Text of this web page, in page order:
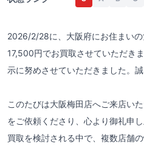
2026/2/28に、大阪府にお住まい
17,500円でお買取させていただき
示に努めさせていただきました。
このたびは大阪梅田店へご来店い
をご依頼くださり、心より御礼申
買取を検討される中で、複数店舗